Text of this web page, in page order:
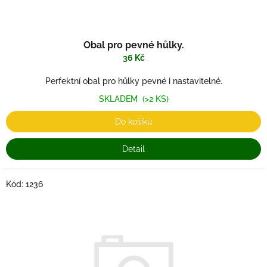
Obal pro pevné hůlky.
36 Kč
Perfektní obal pro hůlky pevné i nastavitelné.
SKLADEM (>2 KS)
Do košíku
Detail
Kód: 1236